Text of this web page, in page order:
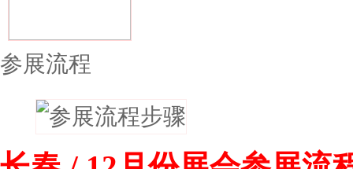
参展流程